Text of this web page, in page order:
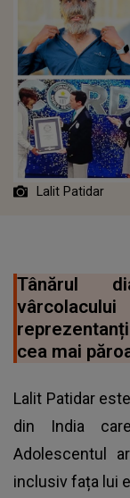
Lalit Patidar
Tânărul
cea mai
Lalit Patidar
din India
Adolescentul
inclusiv fața lui